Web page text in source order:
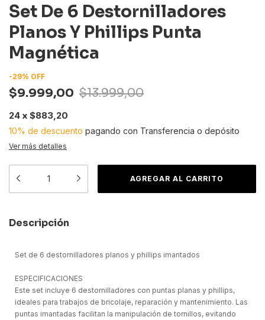
Set De 6 Destornilladores
Planos Y Phillips Punta
Magnética
-29% OFF
$9.999,00 $13.999,00
24 x $883,20
10% de descuento pagando con Transferencia o depósito
Ver más detalles
Descripción
Set de 6 destornilladores planos y phillips imantados
ESPECIFICACIONES
Este set incluye 6 destornilladores con puntas planas y phillips,
ideales para trabajos de bricolaje, reparación y mantenimiento. Las
puntas imantadas facilitan la manipulación de tornillos, evitando